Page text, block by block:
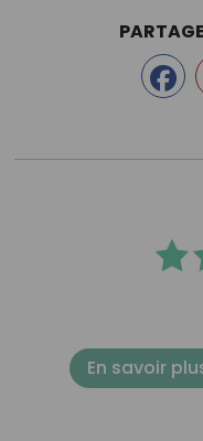
En savoir